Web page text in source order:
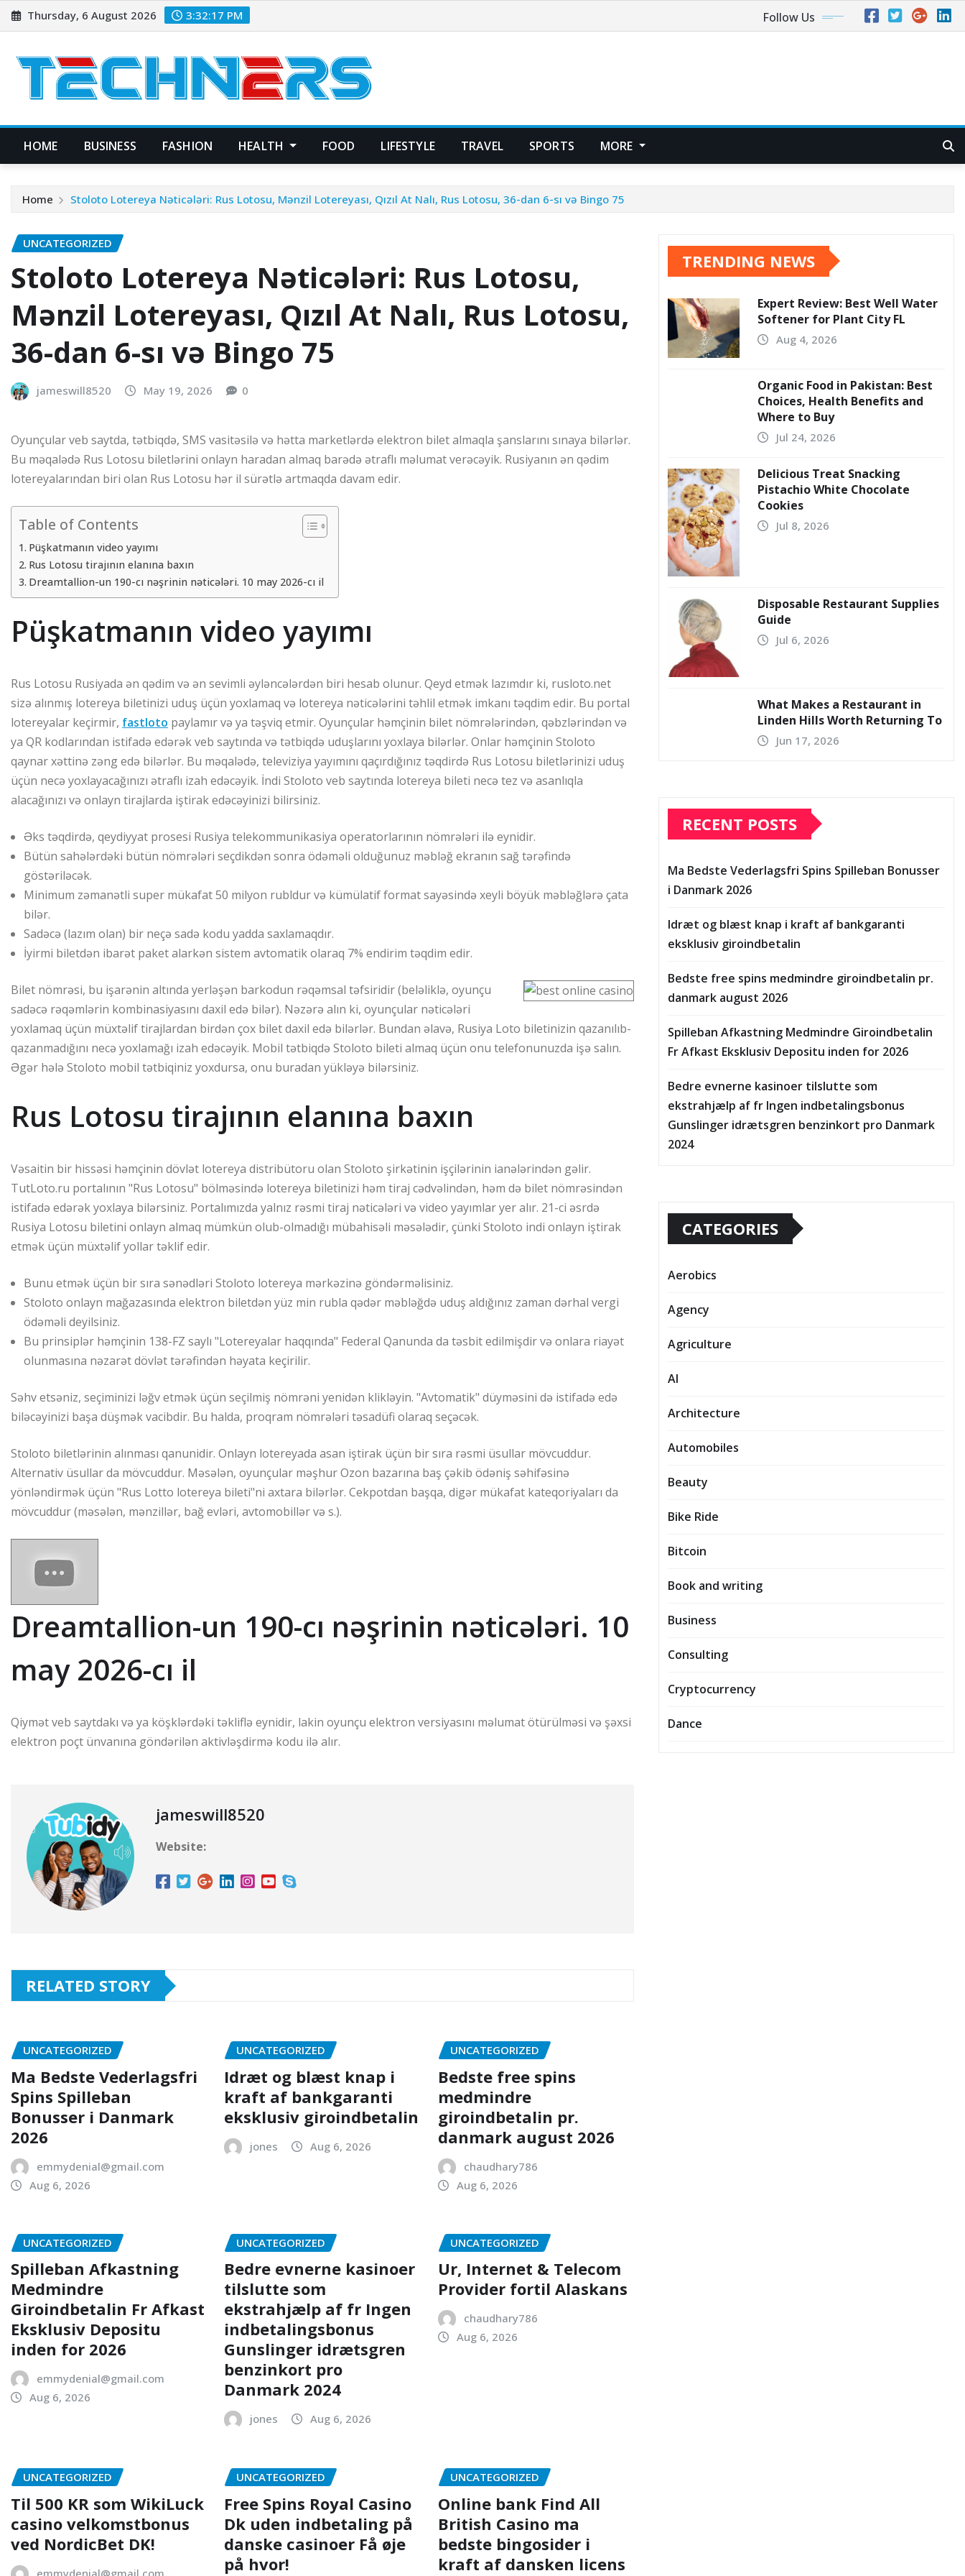
Skip
to
Thursday, 6 August 2026 3:32:18 PM Follow Us
HOME BUSINESS FASHION HEALTH FOOD LIFESTYLE TRAVEL SPORTS MORE
Home Stoloto Lotereya Nəticələri: Rus Lotosu, Mənzil Lotereyası, Qızıl At Nalı, Rus Lotosu, 36-dan 6-sı və Bingo 75
UNCATEGORIZED
Stoloto Lotereya Nəticələri: Rus Lotosu,
Mənzil Lotereyası, Qızıl At Nalı, Rus Lotosu,
36-dan 6-sı və Bingo 75
jameswill8520 May 19, 2026 0
Oyunçular veb saytda, tətbiqdə, SMS vasitəsilə və hətta marketlərdə elektron bilet almaqla şanslarını sınaya bilərlər.
Bu məqalədə Rus Lotosu biletlərini onlayn haradan almaq barədə ətraflı məlumat verəcəyik. Rusiyanın ən qədim
lotereyalarından biri olan Rus Lotosu hər il sürətlə artmaqda davam edir.
Table of Contents
Püşkatmanın video yayımı
Rus Lotosu tirajının elanına baxın
Dreamtallion-un 190-cı nəşrinin nəticələri. 10 may 2026-cı il
Püşkatmanın video yayımı
Rus Lotosu Rusiyada ən qədim və ən sevimli əyləncələrdən biri hesab olunur. Qeyd etmək lazımdır ki, rusloto.net
sizə alınmış lotereya biletinizi uduş üçün yoxlamaq və lotereya nəticələrini təhlil etmək imkanı təqdim edir. Bu portal
lotereyalar keçirmir, fastloto paylamır və ya təşviq etmir. Oyunçular həmçinin bilet nömrələrindən, qəbzlərindən və
ya QR kodlarından istifadə edərək veb saytında və tətbiqdə uduşlarını yoxlaya bilərlər. Onlar həmçinin Stoloto
qaynar xəttinə zəng edə bilərlər. Bu məqalədə, televiziya yayımını qaçırdığınız təqdirdə Rus Lotosu biletlərinizi uduş
üçün necə yoxlayacağınızı ətraflı izah edəcəyik. İndi Stoloto veb saytında lotereya bileti necə tez və asanlıqla
alacağınızı və onlayn tirajlarda iştirak edəcəyinizi bilirsiniz.
Əks təqdirdə, qeydiyyat prosesi Rusiya telekommunikasiya operatorlarının nömrələri ilə eynidir.
Bütün sahələrdəki bütün nömrələri seçdikdən sonra ödəməli olduğunuz məbləğ ekranın sağ tərəfində
göstəriləcək.
Minimum zəmanətli super mükafat 50 milyon rubldur və kümülatif format sayəsində xeyli böyük məbləğlərə çata
bilər.
Sadəcə (lazım olan) bir neçə sadə kodu yadda saxlamaqdır.
İyirmi biletdən ibarət paket alarkən sistem avtomatik olaraq 7% endirim təqdim edir.
Bilet nömrəsi, bu işarənin altında yerləşən barkodun rəqəmsal təfsiridir (beləliklə, oyunçu
sadəcə rəqəmlərin kombinasiyasını daxil edə bilər). Nəzərə alın ki, oyunçular nəticələri
yoxlamaq üçün müxtəlif tirajlardan birdən çox bilet daxil edə bilərlər. Bundan əlavə, Rusiya Loto biletinizin qazanılıb-
qazanmadığını necə yoxlamağı izah edəcəyik. Mobil tətbiqdə Stoloto bileti almaq üçün onu telefonunuzda işə salın.
Əgər hələ Stoloto mobil tətbiqiniz yoxdursa, onu buradan yükləyə bilərsiniz.
Rus Lotosu tirajının elanına baxın
Vəsaitin bir hissəsi həmçinin dövlət lotereya distribütoru olan Stoloto şirkətinin işçilərinin ianələrindən gəlir.
TutLoto.ru portalının "Rus Lotosu" bölməsində lotereya biletinizi həm tiraj cədvəlindən, həm də bilet nömrəsindən
istifadə edərək yoxlaya bilərsiniz. Portalımızda yalnız rəsmi tiraj nəticələri və video yayımlar yer alır. 21-ci əsrdə
Rusiya Lotosu biletini onlayn almaq mümkün olub-olmadığı mübahisəli məsələdir, çünki Stoloto indi onlayn iştirak
etmək üçün müxtəlif yollar təklif edir.
Bunu etmək üçün bir sıra sənədləri Stoloto lotereya mərkəzinə göndərməlisiniz.
Stoloto onlayn mağazasında elektron biletdən yüz min rubla qədər məbləğdə uduş aldığınız zaman dərhal vergi
ödəməli deyilsiniz.
Bu prinsiplər həmçinin 138-FZ saylı "Lotereyalar haqqında" Federal Qanunda da təsbit edilmişdir və onlara riayət
olunmasına nəzarət dövlət tərəfindən həyata keçirilir.
Səhv etsəniz, seçiminizi ləğv etmək üçün seçilmiş nömrəni yenidən klikləyin. "Avtomatik" düyməsini də istifadə edə
biləcəyinizi başa düşmək vacibdir. Bu halda, proqram nömrələri təsadüfi olaraq seçəcək.
Stoloto biletlərinin alınması qanunidir. Onlayn lotereyada asan iştirak üçün bir sıra rəsmi üsullar mövcuddur.
Alternativ üsullar da mövcuddur. Məsələn, oyunçular məşhur Ozon bazarına baş çəkib ödəniş səhifəsinə
yönləndirmək üçün "Rus Lotto lotereya bileti"ni axtara bilərlər. Cekpotdan başqa, digər mükafat kateqoriyaları da
mövcuddur (məsələn, mənzillər, bağ evləri, avtomobillər və s.).
Dreamtallion-un 190-cı nəşrinin nəticələri. 10
may 2026-cı il
Qiymət veb saytdakı və ya köşklərdəki təkliflə eynidir, lakin oyunçu elektron versiyasını məlumat ötürülməsi və şəxsi
elektron poçt ünvanına göndərilən aktivləşdirmə kodu ilə alır.
jameswill8520
Website:
RELATED STORY
UNCATEGORIZED
Ma Bedste Vederlagsfri
Spins Spilleban
Bonusser i Danmark
2026
emmydenial@gmail.com
Aug 6, 2026
UNCATEGORIZED
Idræt og blæst knap i
kraft af bankgaranti
eksklusiv giroindbetalin
jones Aug 6, 2026
UNCATEGORIZED
Bedste free spins
medmindre
giroindbetalin pr.
danmark august 2026
chaudhary786
Aug 6, 2026
UNCATEGORIZED
Spilleban Afkastning
Medmindre
Giroindbetalin Fr Afkast
Eksklusiv Depositu
inden for 2026
emmydenial@gmail.com
Aug 6, 2026
UNCATEGORIZED
Bedre evnerne kasinoer
tilslutte som
ekstrahjælp af fr Ingen
indbetalingsbonus
Gunslinger idrætsgren
benzinkort pro
Danmark 2024
jones Aug 6, 2026
UNCATEGORIZED
Ur, Internet & Telecom
Provider fortil Alaskans
chaudhary786
Aug 6, 2026
UNCATEGORIZED
Til 500 KR som WikiLuck
casino velkomstbonus
ved NordicBet DK!
emmydenial@gmail.com
UNCATEGORIZED
Free Spins Royal Casino
Dk uden indbetaling på
danske casinoer Få øje
på hvor!
UNCATEGORIZED
Online bank Find All
British Casino ma
bedste bingosider i
kraft af dansken licens
TRENDING NEWS
Expert Review: Best Well Water
Softener for Plant City FL
Aug 4, 2026
Organic Food in Pakistan: Best
Choices, Health Benefits and
Where to Buy
Jul 24, 2026
Delicious Treat Snacking
Pistachio White Chocolate
Cookies
Jul 8, 2026
Disposable Restaurant Supplies
Guide
Jul 6, 2026
What Makes a Restaurant in
Linden Hills Worth Returning To
Jun 17, 2026
RECENT POSTS
Ma Bedste Vederlagsfri Spins Spilleban Bonusser
i Danmark 2026
Idræt og blæst knap i kraft af bankgaranti
eksklusiv giroindbetalin
Bedste free spins medmindre giroindbetalin pr.
danmark august 2026
Spilleban Afkastning Medmindre Giroindbetalin
Fr Afkast Eksklusiv Depositu inden for 2026
Bedre evnerne kasinoer tilslutte som
ekstrahjælp af fr Ingen indbetalingsbonus
Gunslinger idrætsgren benzinkort pro Danmark
2024
CATEGORIES
Aerobics
Agency
Agriculture
AI
Architecture
Automobiles
Beauty
Bike Ride
Bitcoin
Book and writing
Business
Consulting
Cryptocurrency
Dance